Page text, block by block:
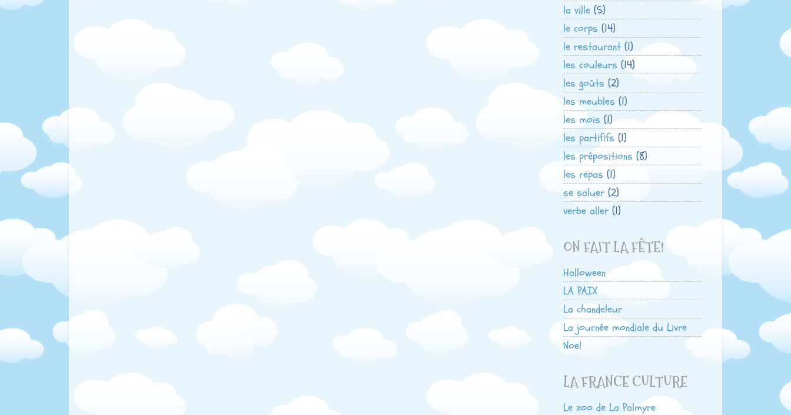
la ville (5)
le corps (14)
le restaurant (1)
les couleurs (14)
les goûts (2)
les meubles (1)
les mois (1)
les partififs (1)
les prépositions (8)
les repas (1)
se saluer (2)
verbe aller (1)
ON FAIT LA FÊTE!
Halloween
LA PAIX
La chandeleur
La journée mondiale du Livre
Noel
LA FRANCE CULTURE
Le zoo de La Palmyre